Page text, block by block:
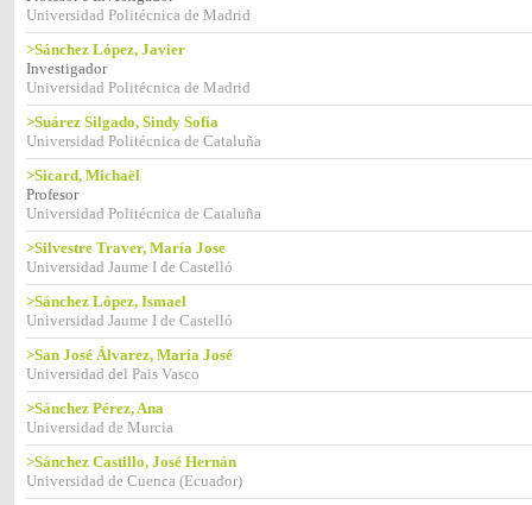
Universidad Politécnica de Madrid
>Sánchez López, Javier
Investigador
Universidad Politécnica de Madrid
>Suárez Silgado, Sindy Sofía
Universidad Politécnica de Cataluña
>Sicard, Michaël
Profesor
Universidad Politécnica de Cataluña
>Silvestre Traver, María Jose
Universidad Jaume I de Castelló
>Sánchez López, Ismael
Universidad Jaume I de Castelló
>San José Álvarez, María José
Universidad del Pais Vasco
>Sánchez Pérez, Ana
Universidad de Murcia
>Sánchez Castillo, José Hernán
Universidad de Cuenca (Ecuador)